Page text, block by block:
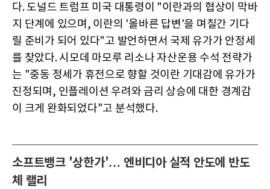
다. 도널드 트럼프 미국 대통령이 "이란과의 협상이 막바
지 단계에 있으며, 이란의 '올바른 답변'을 며칠간 기다
릴 준비가 되어 있다"고 발언하면서 국제 유가가 안정세
를 찾았다. 시모데 마모루 리소나 자산운용 수석 전략가
는 "중동 정세가 휴전으로 향할 것이란 기대감에 유가가
진정되며, 인플레이션 우려와 금리 상승에 대한 경계감
이 크게 완화되었다"고 분석했다.
소프트뱅크 '상한가'… 엔비디아 실적 안도에 반도
체 랠리